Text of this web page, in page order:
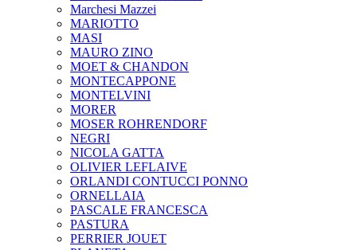
Marchesi Mazzei
MARIOTTO
MASI
MAURO ZINO
MOET & CHANDON
MONTECAPPONE
MONTELVINI
MORER
MOSER ROHRENDORF
NEGRI
NICOLA GATTA
OLIVIER LEFLAIVE
ORLANDI CONTUCCI PONNO
ORNELLAIA
PASCALE FRANCESCA
PASTURA
PERRIER JOUET